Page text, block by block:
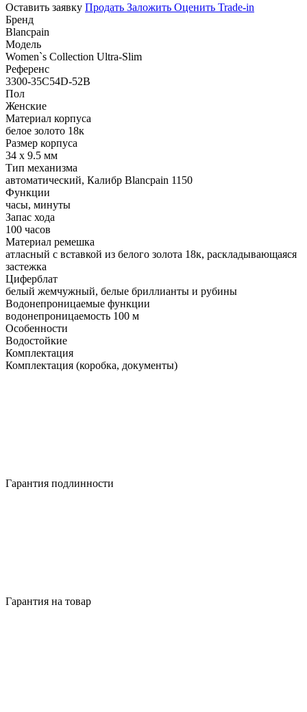
Оставить заявку Продать Заложить Оценить Trade-in
Бренд
Blancpain
Модель
Women`s Collection Ultra-Slim
Референс
3300-35C54D-52B
Пол
Женские
Материал корпуса
белое золото 18к
Размер корпуса
34 x 9.5 мм
Тип механизма
автоматический, Калибр Blancpain 1150
Функции
часы, минуты
Запас хода
100 часов
Материал ремешка
атласный с вставкой из белого золота 18к, раскладывающаяся
застежка
Циферблат
белый жемчужный, белые бриллианты и рубины
Водонепроницаемые функции
водонепроницаемость 100 м
Особенности
Водостойкие
Комплектация
Комплектация (коробка, документы)
Гарантия подлинности
Гарантия на товар